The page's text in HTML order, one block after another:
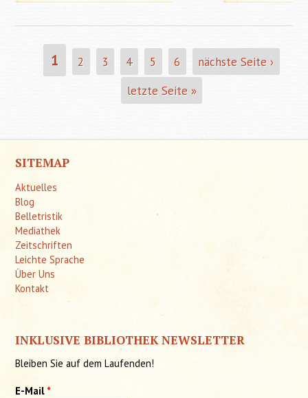
SEITEN
1 2 3 4 5 6
nächste Seite ›
letzte Seite »
SITEMAP
Aktuelles
Blog
Belletristik
Mediathek
Zeitschriften
Leichte Sprache
Über Uns
Kontakt
INKLUSIVE BIBLIOTHEK NEWSLETTER
Bleiben Sie auf dem Laufenden!
E-Mail *